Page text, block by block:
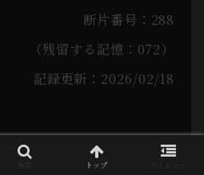
断片番号：288
（残留する記憶：072）
記録更新：2026/02/18
トップ